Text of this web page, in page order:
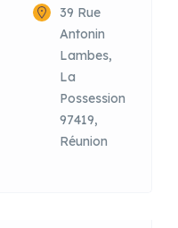
39 Rue
Antonin
Lambes,
La
Possession
97419,
Réunion